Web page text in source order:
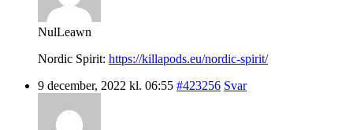
NulLeawn
Nordic Spirit: https://killapods.eu/nordic-spirit/
9 december, 2022 kl. 06:55 #423256 Svar